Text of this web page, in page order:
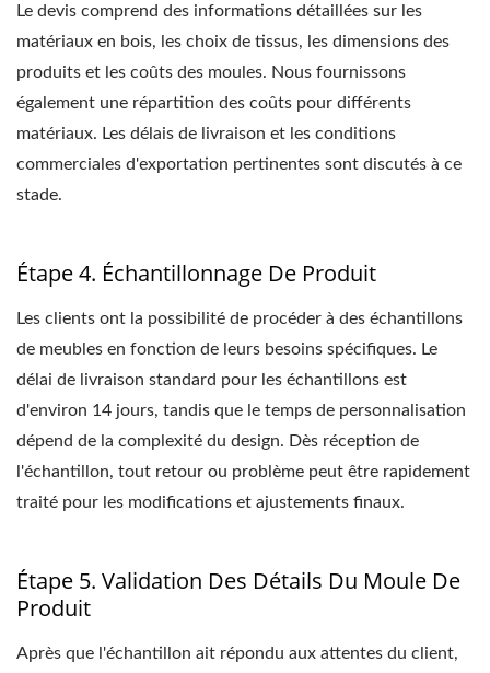
Le devis comprend des informations détaillées sur les
matériaux en bois, les choix de tissus, les dimensions des
produits et les coûts des moules. Nous fournissons
également une répartition des coûts pour différents
matériaux. Les délais de livraison et les conditions
commerciales d'exportation pertinentes sont discutés à ce
stade.
Étape 4. Échantillonnage De Produit
Les clients ont la possibilité de procéder à des échantillons
de meubles en fonction de leurs besoins spécifiques. Le
délai de livraison standard pour les échantillons est
d'environ 14 jours, tandis que le temps de personnalisation
dépend de la complexité du design. Dès réception de
l'échantillon, tout retour ou problème peut être rapidement
traité pour les modifications et ajustements finaux.
Étape 5. Validation Des Détails Du Moule De
Produit
Après que l'échantillon ait répondu aux attentes du client,